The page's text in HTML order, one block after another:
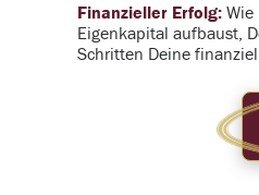
Finanzieller Erfolg:
Eigenkapital aufbaust,
Schritten Deine